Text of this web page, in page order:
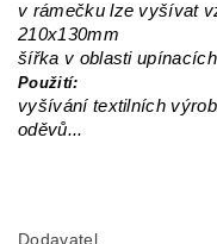
v rámečku lze vyšívat
210x130mm
šířka v oblasti
Použití:
vyšívání textilních
oděvů...
Dodavatel